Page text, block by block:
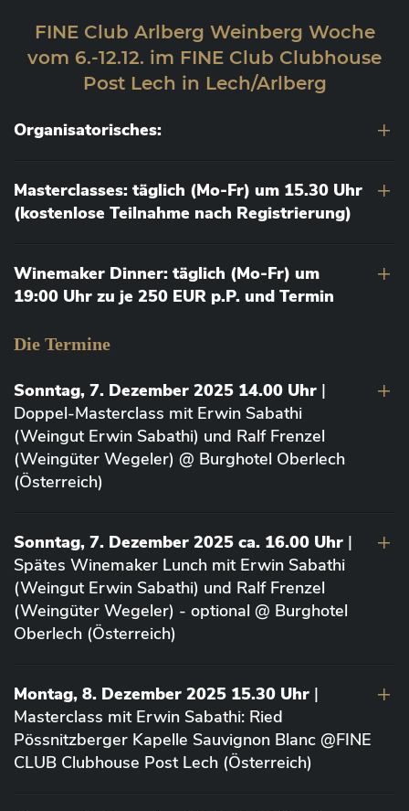
FINE Club Arlberg Weinberg Woche
vom 6.-12.12. im FINE Club Clubhouse
Post Lech in Lech/Arlberg
Organisatorisches:
Masterclasses: täglich (Mo-Fr) um 15.30 Uhr
(kostenlose Teilnahme nach Registrierung)
Winemaker Dinner: täglich (Mo-Fr) um
19:00 Uhr zu je 250 EUR p.P. und Termin
Die Termine
Sonntag, 7. Dezember 2025 14.00 Uhr |
Doppel-Masterclass mit Erwin Sabathi
(Weingut Erwin Sabathi) und Ralf Frenzel
(Weingüter Wegeler) @ Burghotel Oberlech
(Österreich)
Sonntag, 7. Dezember 2025 ca. 16.00 Uhr |
Spätes Winemaker Lunch mit Erwin Sabathi
(Weingut Erwin Sabathi) und Ralf Frenzel
(Weingüter Wegeler) - optional @ Burghotel
Oberlech (Österreich)
Montag, 8. Dezember 2025 15.30 Uhr |
Masterclass mit Erwin Sabathi: Ried
Pössnitzberger Kapelle Sauvignon Blanc @FINE
CLUB Clubhouse Post Lech (Österreich)